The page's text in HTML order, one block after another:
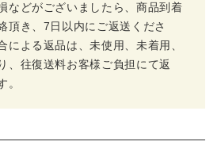
などがございましたら、商品到着
頂き、7日以内にご返送くださ
による返品は、未使用、未着用、
、往復送料お客様ご負担にて返
す。